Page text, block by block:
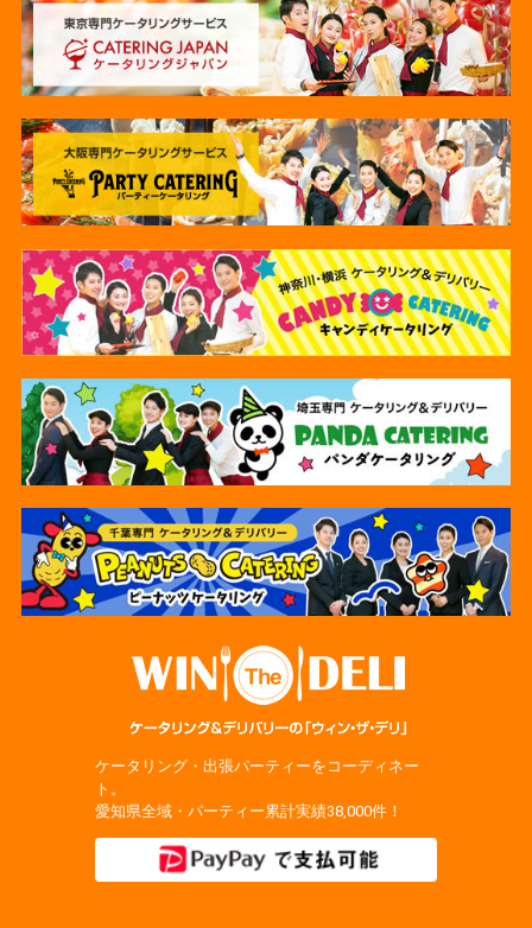
ケータリング・出張パーティーをコーディネー
ト。
愛知県全域・パーティー累計実績38,000件！